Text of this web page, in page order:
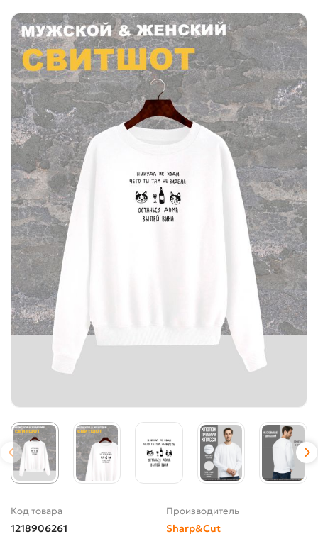
Код товара
1218906261
Производитель
Sharp&Cut